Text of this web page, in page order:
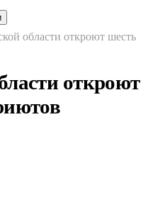
области откроют шесть
откроют